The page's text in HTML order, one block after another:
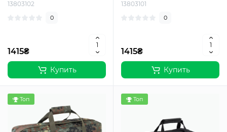
13803102
0
1415₴
Купить
13803101
0
1415₴
Купить
Топ Топ